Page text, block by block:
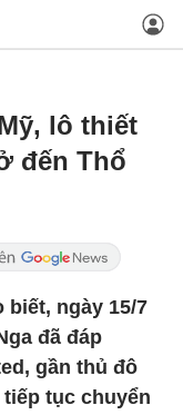
lô thiết
đến Thổ
biết, ngày 15/7
đã đáp
gần thủ đô
tục chuyển